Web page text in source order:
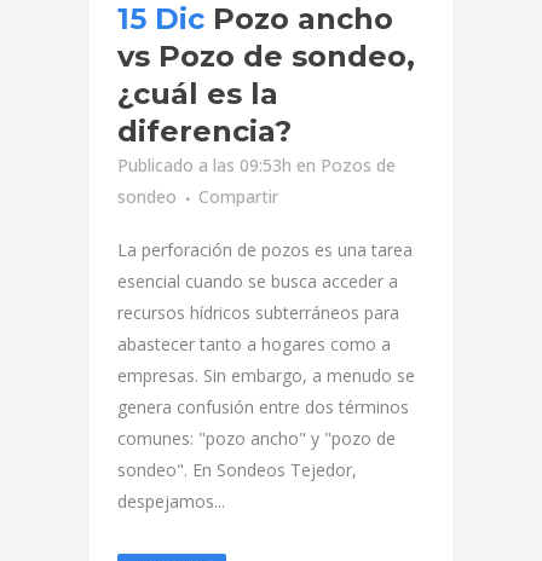
15 Dic Pozo ancho
vs Pozo de sondeo,
¿cuál es la
diferencia?
Publicado a las 09:53h en Pozos de
sondeo
Compartir
La perforación de pozos es una tarea
esencial cuando se busca acceder a
recursos hídricos subterráneos para
abastecer tanto a hogares como a
empresas. Sin embargo, a menudo se
genera confusión entre dos términos
comunes: "pozo ancho" y "pozo de
sondeo". En Sondeos Tejedor,
despejamos...